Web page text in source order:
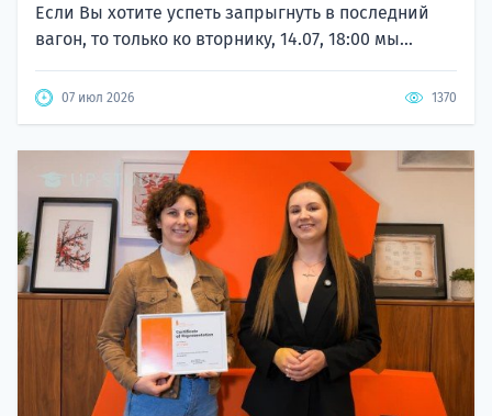
Если Вы хотите успеть запрыгнуть в последний
вагон, то только ко вторнику, 14.07, 18:00 мы...
07 июл 2026 1370